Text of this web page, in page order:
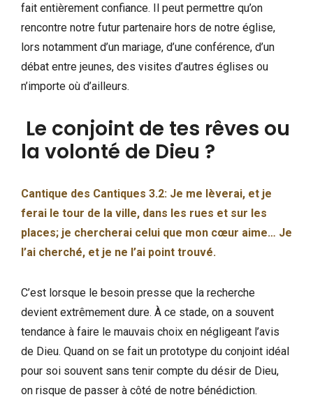
fait entièrement confiance. Il peut permettre qu’on
rencontre notre futur partenaire hors de notre église,
lors notamment d’un mariage, d’une conférence, d’un
débat entre jeunes, des visites d’autres églises ou
n’importe où d’ailleurs.
Le conjoint de tes rêves ou
la volonté de Dieu ?
Cantique des Cantiques 3.2: Je me lèverai, et je
ferai le tour de la ville, dans les rues et sur les
places; je chercherai celui que mon cœur aime… Je
l’ai cherché, et je ne l’ai point trouvé.
C’est lorsque le besoin presse que la recherche
devient extrêmement dure. À ce stade, on a souvent
tendance à faire le mauvais choix en négligeant l’avis
de Dieu. Quand on se fait un prototype du conjoint idéal
pour soi souvent sans tenir compte du désir de Dieu,
on risque de passer à côté de notre bénédiction.